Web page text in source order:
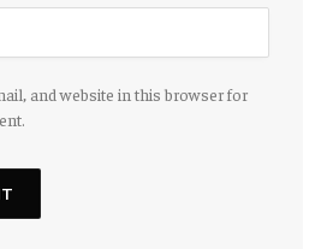
and website in this browser for